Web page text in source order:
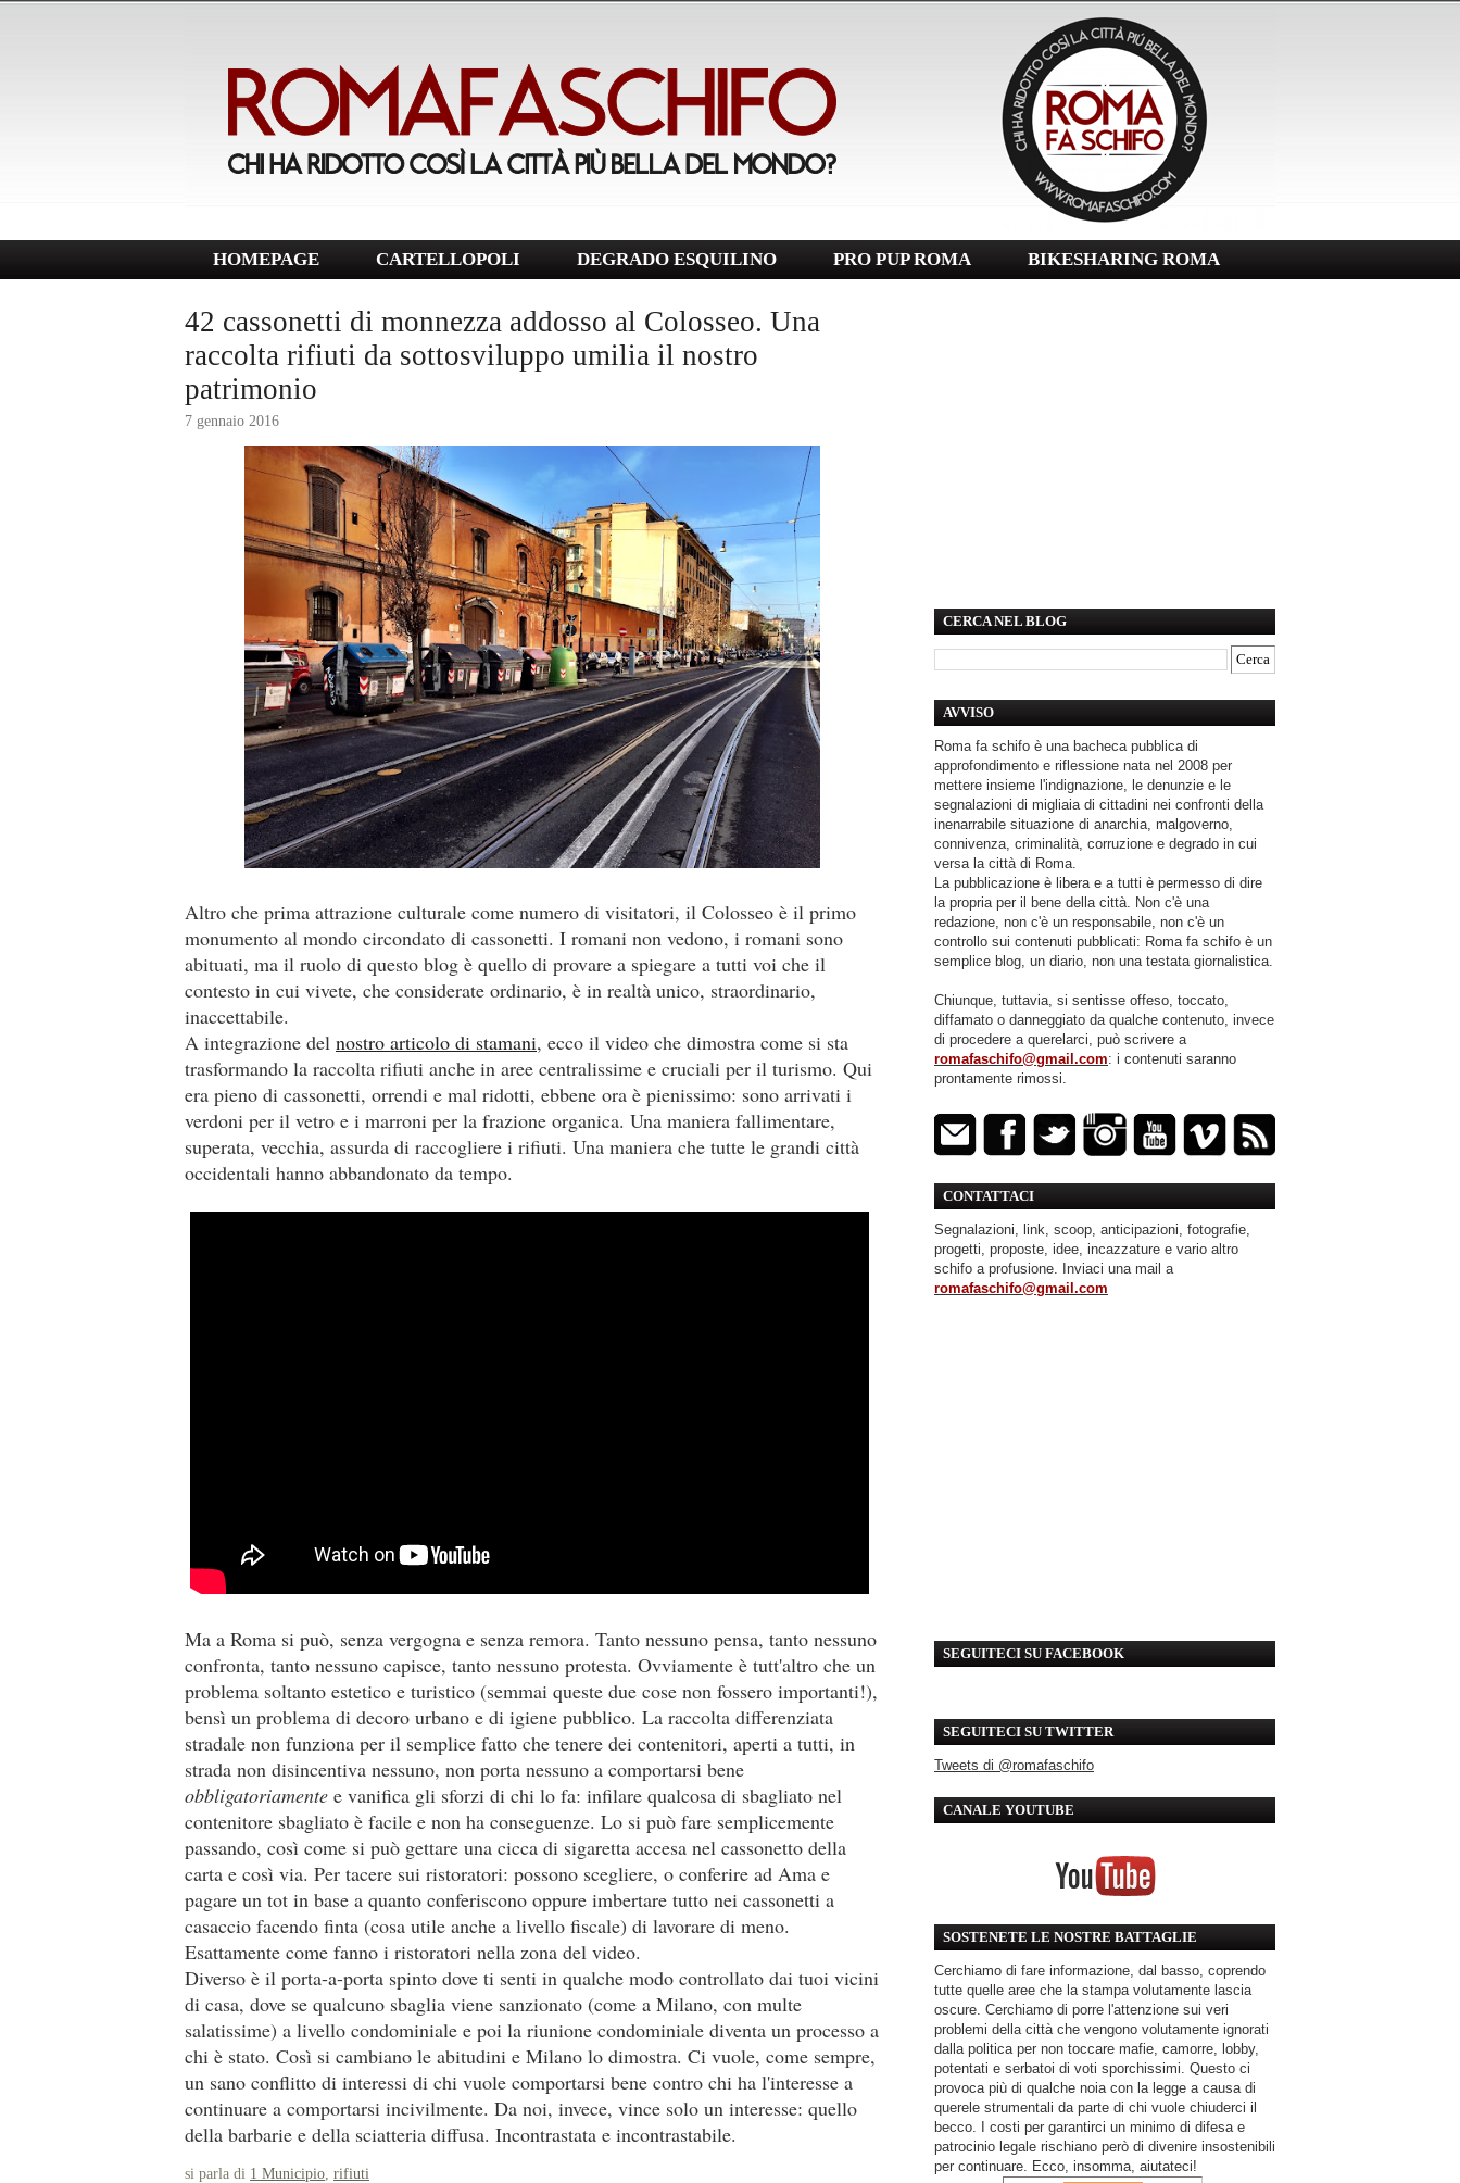
HOMEPAGE CARTELLOPOLI DEGRADO ESQUILINO PRO PUP ROMA BIKESHARING ROMA
42 cassonetti di monnezza addosso al Colosseo. Una
raccolta rifiuti da sottosviluppo umilia il nostro
patrimonio
7 gennaio 2016
Altro che prima attrazione culturale come numero di visitatori, il Colosseo è il primo
monumento al mondo circondato di cassonetti. I romani non vedono, i romani sono
abituati, ma il ruolo di questo blog è quello di provare a spiegare a tutti voi che il
contesto in cui vivete, che considerate ordinario, è in realtà unico, straordinario,
inaccettabile.
A integrazione del nostro articolo di stamani, ecco il video che dimostra come si sta
trasformando la raccolta rifiuti anche in aree centralissime e cruciali per il turismo. Qui
era pieno di cassonetti, orrendi e mal ridotti, ebbene ora è pienissimo: sono arrivati i
verdoni per il vetro e i marroni per la frazione organica. Una maniera fallimentare,
superata, vecchia, assurda di raccogliere i rifiuti. Una maniera che tutte le grandi città
occidentali hanno abbandonato da tempo.
Ma a Roma si può, senza vergogna e senza remora. Tanto nessuno pensa, tanto nessuno
confronta, tanto nessuno capisce, tanto nessuno protesta. Ovviamente è tutt'altro che un
problema soltanto estetico e turistico (semmai queste due cose non fossero importanti!),
bensì un problema di decoro urbano e di igiene pubblico. La raccolta differenziata
stradale non funziona per il semplice fatto che tenere dei contenitori, aperti a tutti, in
strada non disincentiva nessuno, non porta nessuno a comportarsi bene
obbligatoriamente e vanifica gli sforzi di chi lo fa: infilare qualcosa di sbagliato nel
contenitore sbagliato è facile e non ha conseguenze. Lo si può fare semplicemente
passando, così come si può gettare una cicca di sigaretta accesa nel cassonetto della
carta e così via. Per tacere sui ristoratori: possono scegliere, o conferire ad Ama e
pagare un tot in base a quanto conferiscono oppure imbertare tutto nei cassonetti a
casaccio facendo finta (cosa utile anche a livello fiscale) di lavorare di meno.
Esattamente come fanno i ristoratori nella zona del video.
Diverso è il porta-a-porta spinto dove ti senti in qualche modo controllato dai tuoi vicini
di casa, dove se qualcuno sbaglia viene sanzionato (come a Milano, con multe
salatissime) a livello condominiale e poi la riunione condominiale diventa un processo a
chi è stato. Così si cambiano le abitudini e Milano lo dimostra. Ci vuole, come sempre,
un sano conflitto di interessi di chi vuole comportarsi bene contro chi ha l'interesse a
continuare a comportarsi incivilmente. Da noi, invece, vince solo un interesse: quello
della barbarie e della sciatteria diffusa. Incontrastata e incontrastabile.
si parla di 1 Municipio rifiuti
CERCA NEL BLOG
AVVISO
Roma fa schifo è una bacheca pubblica di
approfondimento e riflessione nata nel 2008 per
mettere insieme l'indignazione, le denunzie e le
segnalazioni di migliaia di cittadini nei confronti della
inenarrabile situazione di anarchia, malgoverno,
connivenza, criminalità, corruzione e degrado in cui
versa la città di Roma.
La pubblicazione è libera e a tutti è permesso di dire
la propria per il bene della città. Non c'è una
redazione, non c'è un responsabile, non c'è un
controllo sui contenuti pubblicati: Roma fa schifo è un
semplice blog, un diario, non una testata giornalistica.
Chiunque, tuttavia, si sentisse offeso, toccato,
diffamato o danneggiato da qualche contenuto, invece
di procedere a querelarci, può scrivere a
romafaschifo@gmail.com: i contenuti saranno
prontamente rimossi.
CONTATTACI
Segnalazioni, link, scoop, anticipazioni, fotografie,
progetti, proposte, idee, incazzature e vario altro
schifo a profusione. Inviaci una mail a
romafaschifo@gmail.com
SEGUITECI SU FACEBOOK
SEGUITECI SU TWITTER
Tweets di @romafaschifo
CANALE YOUTUBE
SOSTENETE LE NOSTRE BATTAGLIE
Cerchiamo di fare informazione, dal basso, coprendo
tutte quelle aree che la stampa volutamente lascia
oscure. Cerchiamo di porre l'attenzione sui veri
problemi della città che vengono volutamente ignorati
dalla politica per non toccare mafie, camorre, lobby,
potentati e serbatoi di voti sporchissimi. Questo ci
provoca più di qualche noia con la legge a causa di
querele strumentali da parte di chi vuole chiuderci il
becco. I costi per garantirci un minimo di difesa e
patrocinio legale rischiano però di divenire insostenibili
per continuare. Ecco, insomma, aiutateci!